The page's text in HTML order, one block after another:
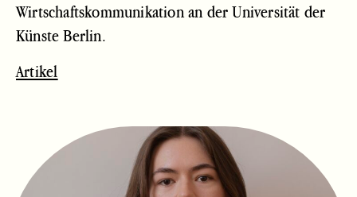
Wirtschaftskommunikation an der Universität der
Künste Berlin.
Artikel